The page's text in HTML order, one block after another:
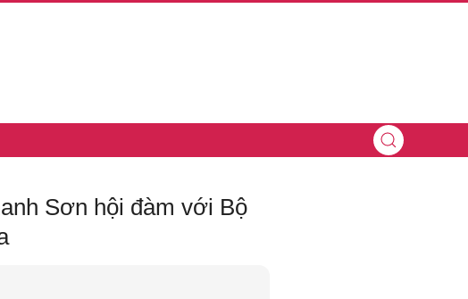
Sơn hội đàm với Bộ